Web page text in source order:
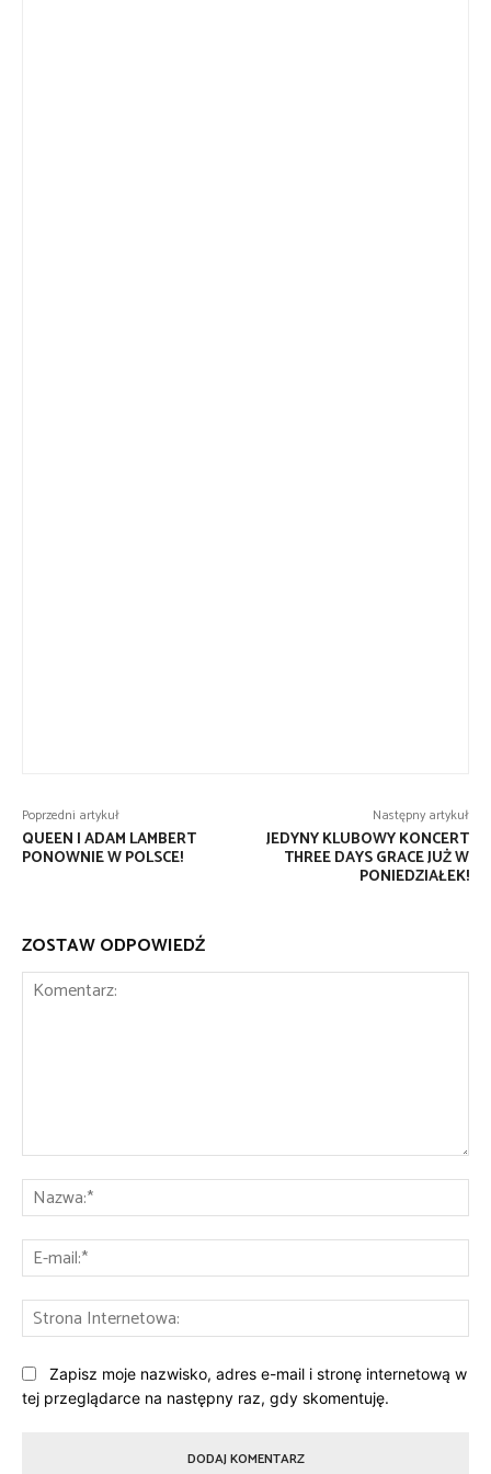
Poprzedni artykuł
QUEEN I ADAM LAMBERT
PONOWNIE W POLSCE!
Następny artykuł
JEDYNY KLUBOWY KONCERT
THREE DAYS GRACE JUŻ W
PONIEDZIAŁEK!
ZOSTAW ODPOWIEDŹ
Zapisz moje nazwisko, adres e-mail i stronę internetową w
tej przeglądarce na następny raz, gdy skomentuję.